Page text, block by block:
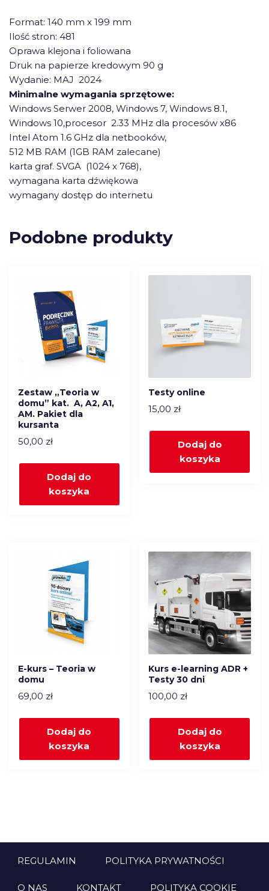
Format: 140 mm x 199 mm
Ilość stron: 481
Oprawa klejona i foliowana
Druk na papierze kredowym 90 g
Wydanie: MAJ 2024
Minimalne wymagania sprzętowe:
Windows Serwer 2008, Windows 7, Windows 8.1,
Windows 10,procesor 2.33 MHz dla procesów x86
Intel Atom 1.6 GHz dla netbooków,
512 MB RAM (1GB RAM zalecane)
karta graf. SVGA (1024 x 768),
wymagana karta dźwiękowa
wymagany dostęp do internetu
Podobne produkty
Zestaw „Teoria w
domu” kat. A, A2, A1,
AM. Pakiet dla
kursanta
50,00 zł
Dodaj do
koszyka
Testy online
15,00 zł
Dodaj do
koszyka
E-kurs – Teoria w
domu
69,00 zł
Dodaj do
koszyka
Kurs e-learning ADR +
Testy 30 dni
100,00 zł
Dodaj do
koszyka
REGULAMIN POLITYKA PRYWATNOŚCI
O NAS KONTAKT POLITYKA COOKIE